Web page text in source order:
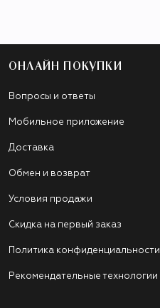
ОНЛАЙН ПОКУПКИ
Вопросы и ответы
Мобильное приложение
Доставка
Обмен и возврат
Условия продажи
Скидка на первый заказ
Политика конфиденциальности
Рекомендательные технологии